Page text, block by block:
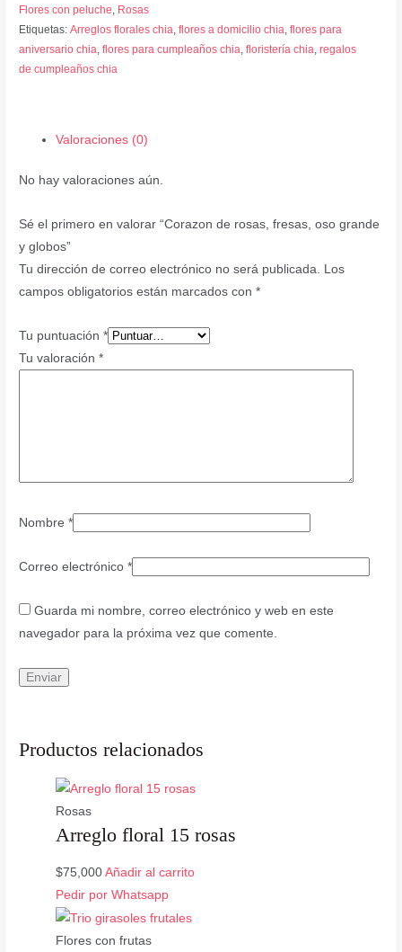
Flores con peluche, Rosas
Etiquetas:Arreglos florales chia,flores a domicilio chia,flores para
aniversario chia,flores para cumpleaños chia,floristería chia,regalos
de cumpleaños chia
Valoraciones (0)
No hay valoraciones aún.
Sé el primero en valorar “Corazon de rosas, fresas, oso grande
y globos”
Tu dirección de correo electrónico no será publicada.
Los
campos obligatorios están marcados con*
Tu puntuación*
Tu valoración*
Nombre*
Correo electrónico*
Guarda mi nombre, correo electrónico y web en este
navegador para la próxima vez que comente.
Productos relacionados
Rosas
Arreglo floral 15 rosas
$75,000 Añadir al carrito
Pedir por Whatsapp
Flores con frutas